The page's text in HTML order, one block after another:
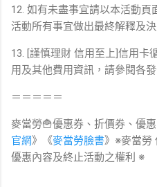
12. 如有未盡事宜請以本活動頁
活動所有事宜做出最終解釋及
13. [謹慎理財 信用至上]信用卡
用及其他費用資訊，請參閱各
＝＝＝＝＝
麥當勞🍟優惠券、折價券、優
官網》《麥當勞臉書》※麥當勞
優惠內容及終止活動之權利 ※​